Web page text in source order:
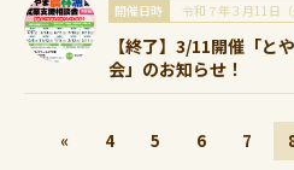
開催日時
令和７年３月11日（
【終了】3/11開催「と
会」のお知らせ！
« 4 5 6 7